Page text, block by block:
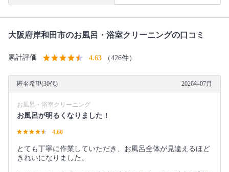
大阪府岸和田市のお風呂・浴室クリーニングの口コミ
累計評価 4.63 （426件）
匿名希望(30代) 2026年07月
お風呂・浴室クリーニング
お風呂が明るくなりました！
4.60
とても丁寧に作業していただき、お風呂全体が見違えるほど
きれいになりました。